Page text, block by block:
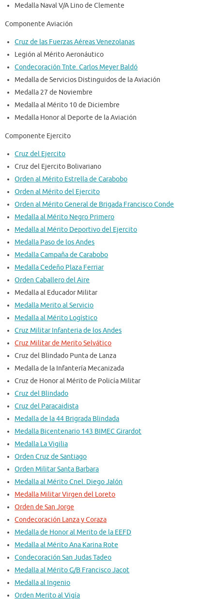
Medalla Naval V/A Lino de Clemente
Componente Aviación
Cruz de las Fuerzas Aéreas Venezolanas
Legión al Mérito Aeronáutico
Condecoración Tnte. Carlos Meyer Baldó
Medalla de Servicios Distinguidos de la Aviación
Medalla 27 de Noviembre
Medalla al Mérito 10 de Diciembre
Medalla Honor al Deporte de la Aviación
Componente Ejercito
Cruz del Ejercito
Cruz del Ejercito Bolivariano
Orden al Mérito Estrella de Carabobo
Orden al Mérito del Ejercito
Orden al Mérito General de Brigada Francisco Conde
Medalla al Mérito Negro Primero
Medalla al Mérito Deportivo del Ejercito
Medalla Paso de los Andes
Medalla Campaña de Carabobo
Medalla Cedeño Plaza Ferriar
Orden Caballero del Aire
Medalla al Educador Militar
Medalla Merito al Servicio
Medalla al Mérito Logístico
Cruz Militar Infanteria de los Andes
Cruz Militar de Merito Selvático
Cruz del Blindado Punta de Lanza
Medalla de la Infantería Mecanizada
Cruz de Honor al Mérito de Policía Militar
Cruz del Blindado
Cruz del Paracaidista
Medalla de la 44 Brigrada Blindada
Medalla Bicentenario 143 BIMEC Girardot
Medalla La Vigilia
Orden Cruz de Santiago
Orden Militar Santa Barbara
Medalla al Mérito Cnel. Diego Jalón
Medalla Militar Virgen del Loreto
Orden de San Jorge
Condecoración Lanza y Coraza
Medalla de Honor al Merito de la EEFD
Medalla al Mérito Ana Karina Rote
Condecoración San Judas Tadeo
Medalla al Mérito G/B Francisco Jacot
Medalla al Ingenio
Orden Merito al Vigía